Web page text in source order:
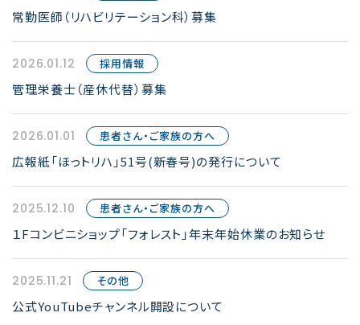
常勤医師（リハビリテーション科）募集
2026.01.12 採用情報
管理栄養士（産休代替）募集
2026.01.01 患者さん・ご家族の方へ
広報紙「ほっトリハ」51号(新春号)の発行について
2025.12.10 患者さん・ご家族の方へ
１Fコンビニショップ「フォレスト」年末年始休業のお知らせ
2025.11.21 その他
公式YouTubeチャンネル開設について